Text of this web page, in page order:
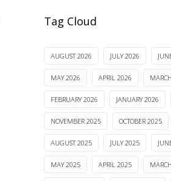
Tag Cloud
AUGUST 2026 JULY 2026
MAY 2026 APRIL 2026
FEBRUARY 2026 JANUARY 2026
NOVEMBER 2025 OCTOBER 2025
AUGUST 2025 JULY 2025
MAY 2025 APRIL 2025